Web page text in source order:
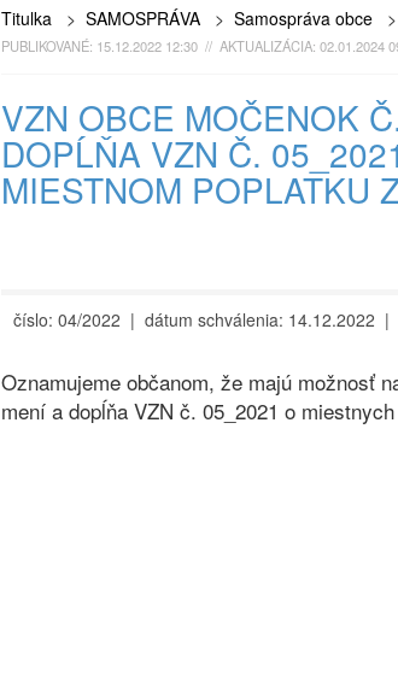
Titulka> SAMOSPRÁVA> Samospráva obce>
PUBLIKOVANÉ: 15.12.2022 12:30 // AKTUALIZÁCIA: 02.01.2024
VZN OBCE MOČENOK
DOPĹŇA VZN Č.
MIESTNOM POPLATKU
číslo: 04/2022 | dátum schválenia: 14.12.2022
Oznamujeme občanom, že majú možnosť
mení a dopĺňa VZN č. 05_2021 o